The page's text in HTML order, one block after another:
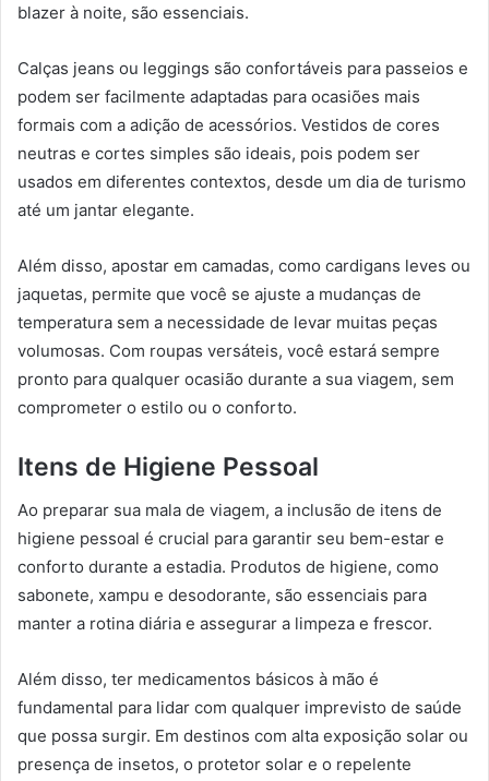
blazer à noite, são essenciais.
Calças jeans ou leggings são confortáveis para passeios e
podem ser facilmente adaptadas para ocasiões mais
formais com a adição de acessórios. Vestidos de cores
neutras e cortes simples são ideais, pois podem ser
usados em diferentes contextos, desde um dia de turismo
até um jantar elegante.
Além disso, apostar em camadas, como cardigans leves ou
jaquetas, permite que você se ajuste a mudanças de
temperatura sem a necessidade de levar muitas peças
volumosas. Com roupas versáteis, você estará sempre
pronto para qualquer ocasião durante a sua viagem, sem
comprometer o estilo ou o conforto.
Itens de Higiene Pessoal
Ao preparar sua mala de viagem, a inclusão de itens de
higiene pessoal é crucial para garantir seu bem-estar e
conforto durante a estadia. Produtos de higiene, como
sabonete, xampu e desodorante, são essenciais para
manter a rotina diária e assegurar a limpeza e frescor.
Além disso, ter medicamentos básicos à mão é
fundamental para lidar com qualquer imprevisto de saúde
que possa surgir. Em destinos com alta exposição solar ou
presença de insetos, o protetor solar e o repelente